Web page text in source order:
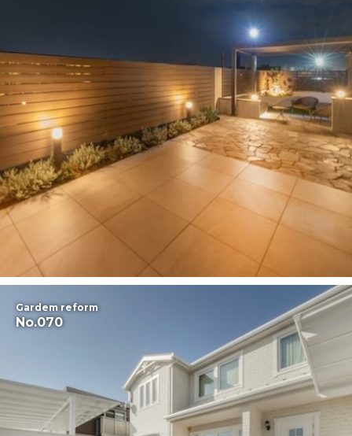
Gardem reform
No.070